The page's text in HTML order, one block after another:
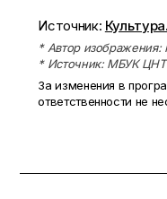
Источник:
* Автор
* Источник: МБУК ЦНТ
За изменения в
ответственности не